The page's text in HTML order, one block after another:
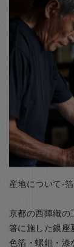
産地について-
京都の西陣織の
箸に施した銀座
色箔・螺鈿・漆